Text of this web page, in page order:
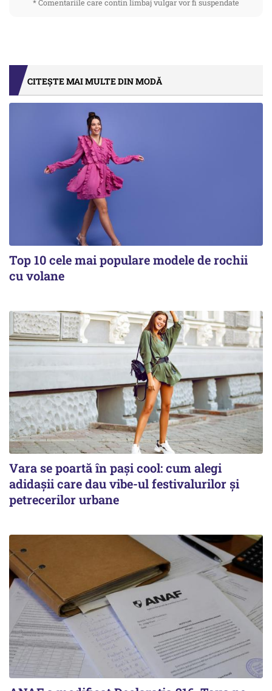
* Comentariile care contin limbaj vulgar vor fi suspendate
CITEȘTE MAI MULTE DIN MODĂ
Top 10 cele mai populare modele de rochii
cu volane
Vara se poartă în pași cool: cum alegi
adidașii care dau vibe-ul festivalurilor și
petrecerilor urbane